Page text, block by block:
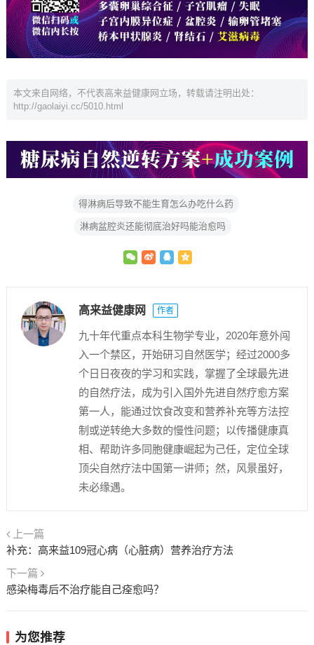
本文来自网络，不代表高来益健康网立场，转载请注明出处：
http://gaolaiyi.cc/5010.html
得淋病后导致不能生育怎么办吃什么药
淋病盆腔炎还能彻底治好吗能治愈吗
高来益健康网 作者
九十年代重点本科生物学专业，2020年意外闯
入一个禁区，开始研习自然医学；经过2000多
个日日夜夜的学习和实践，掌握了全球最先进
的自然疗法，成为引入国外先进自然疗愈方案
第一人，能通过饮食改变和营养补充等方法控
制或逆转绝大多数的慢性问题；以传播健康真
相、帮助许多同胞健康崛起为己任，定位全球
顶尖自然疗法中国第一讲师；然，风景虽好，
未必缘遇。
上一篇
补充：高来益109冠心病（心脏病）营养治疗方法
下一篇
感染梅毒后不治疗能自己痊愈吗？
为您推荐